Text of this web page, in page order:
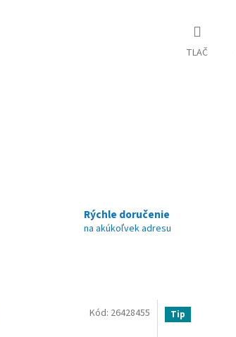
TLAČ
Rýchle doručenie
na akúkoľvek adresu
Kód: 26428455 Tip